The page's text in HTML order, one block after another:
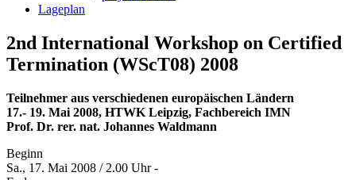
Lageplan
2nd International Workshop on Certified
Termination (WScT08) 2008
Teilnehmer aus verschiedenen europäischen Ländern
17.- 19. Mai 2008, HTWK Leipzig, Fachbereich IMN
Prof. Dr. rer. nat. Johannes Waldmann
Beginn
Sa., 17. Mai 2008 / 2.00 Uhr -